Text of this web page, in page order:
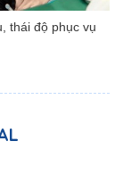
thái độ phục vụ